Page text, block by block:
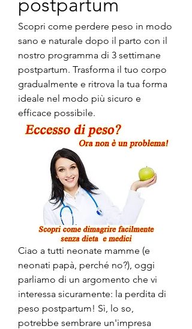
postpartum
Scopri come perdere peso in modo
sano e naturale dopo il parto con il
nostro programma di 3 settimane
postpartum. Trasforma il tuo corpo
gradualmente e ritrova la tua forma
ideale nel modo più sicuro e
efficace possibile.
Ciao a tutti neonate mamme (e
neonati papà, perché no?), oggi
parliamo di un argomento che vi
interessa sicuramente: la perdita di
peso postpartum! Sì, lo so,
potrebbe sembrare un'impresa